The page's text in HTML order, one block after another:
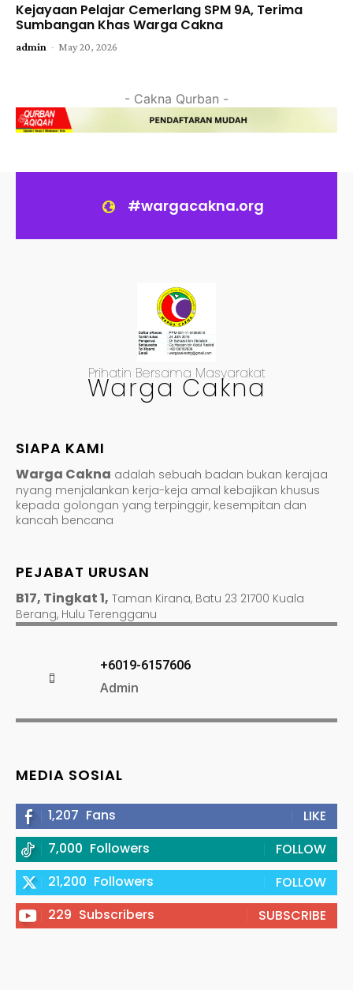
Kejayaan Pelajar Cemerlang SPM 9A, Terima
Sumbangan Khas Warga Cakna
admin - May 20, 2026
- Cakna Qurban -
#wargacakna.org
Prihatin Bersama Masyarakat
Warga Cakna
SIAPA KAMI
Warga Cakna adalah sebuah badan bukan kerajaa
nyang menjalankan kerja-keja amal kebajikan khusus
kepada golongan yang terpinggir, kesempitan dan
kancah bencana
PEJABAT URUSAN
B17, Tingkat 1, Taman Kirana, Batu 23 21700 Kuala
Berang, Hulu Terengganu
+6019-6157606
Admin
MEDIA SOSIAL
1,207 Fans
LIKE
7,000 Followers
FOLLOW
21,200 Followers
FOLLOW
229 Subscribers SUBSCRIBE